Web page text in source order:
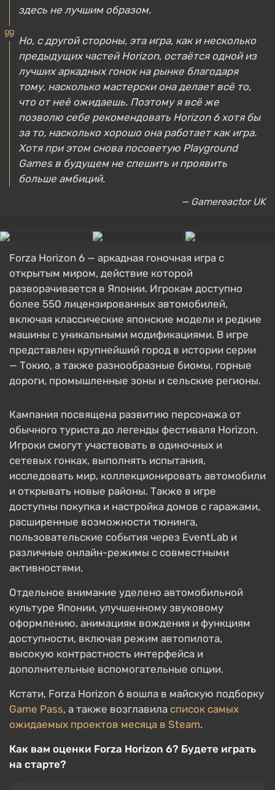
здесь не лучшим образом.
Но, с другой стороны, эта игра, как и несколько
предыдущих частей Horizon, остаётся одной из
лучших аркадных гонок на рынке благодаря
тому, насколько мастерски она делает всё то,
что от неё ожидаешь. Поэтому я всё же
позволю себе рекомендовать Horizon 6 хотя бы
за то, насколько хорошо она работает как игра.
Хотя при этом снова посоветую Playground
Games в будущем не спешить и проявить
больше амбиций.
— Gamereactor UK
Forza Horizon 6 — аркадная гоночная игра с
открытым миром, действие которой
разворачивается в Японии. Игрокам доступно
более 550 лицензированных автомобилей,
включая классические японские модели и редкие
машины с уникальными модификациями. В игре
представлен крупнейший город в истории серии
— Токио, а также разнообразные биомы, горные
дороги, промышленные зоны и сельские регионы.
Кампания посвящена развитию персонажа от
обычного туриста до легенды фестиваля Horizon.
Игроки смогут участвовать в одиночных и
сетевых гонках, выполнять испытания,
исследовать мир, коллекционировать автомобили
и открывать новые районы. Также в игре
доступны покупка и настройка домов с гаражами,
расширенные возможности тюнинга,
пользовательские события через EventLab и
различные онлайн-режимы с совместными
активностями.
Отдельное внимание уделено автомобильной
культуре Японии, улучшенному звуковому
оформлению, анимациям вождения и функциям
доступности, включая режим автопилота,
высокую контрастность интерфейса и
дополнительные вспомогательные опции.
Кстати, Forza Horizon 6 вошла в майскую подборку
Game Pass, а также возглавила список самых
ожидаемых проектов месяца в Steam.
Как вам оценки Forza Horizon 6? Будете играть
на старте?